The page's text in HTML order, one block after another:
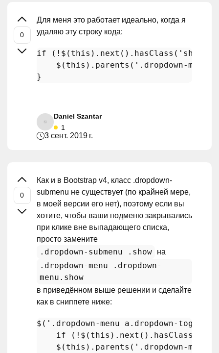
Для меня это работает идеально, когда я
удаляю эту строку кода:
if (!$( this ). next (). hasClass ( 'show'
    $(
this ). parents ( '.dropdown-menu'
Daniel Szantar
1
3 сент. 2019 г.
Как и в Bootstrap v4, класс .dropdown-
submenu не существует (по крайней мере,
в моей версии его нет), поэтому если вы
хотите, чтобы ваши подменю закрывались
при клике вне выпадающего списка,
просто замените
.dropdown-submenu .show на
.dropdown-menu .dropdown-
menu.show
в приведённом выше решении и сделайте
как в сниппете ниже:
$( '.dropdown-menu a.dropdown-toggle'
if (!$( this ). next (). hasClass
    $(
this ). parents ( '.dropdown-menu'